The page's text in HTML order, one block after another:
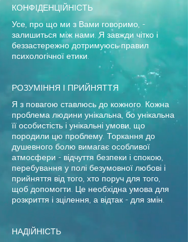
КОНФІДЕНЦІЙНІСТЬ
Усе, про що ми з Вами говоримо, -
залишиться між нами. Я завжди чітко і
беззастережно дотримуюсь правил
психологічної етики.
РОЗУМІННЯ І ПРИЙНЯТТЯ
Я з повагою ставлюсь до кожного. Кожна
проблема людини унікальна, бо унікальна
її особистість і унікальні умови, що
породили цю проблему. Торкання до
душевного болю вимагає особливої
атмосфери - відчуття безпеки і спокою,
перебування у полі безумовної любові і
прийняття від того, хто поруч для того,
щоб допомогти. Це необхідна умова для
розкриття і зцілення, а відтак - для змін.
НАДІЙНІСТЬ